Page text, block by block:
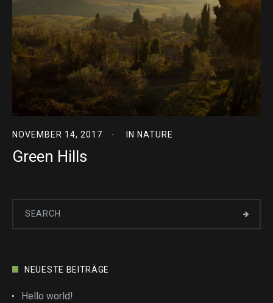
NOVEMBER 14, 2017 IN NATURE
Green Hills
NEUESTE BEITRÄGE
Hello world!